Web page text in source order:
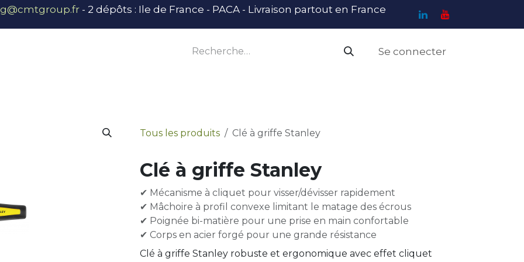
- 2 dépôts : Ile de France - PACA - Livraison partout en France
Se connecter
Tous les produits Clé à griffe Stanley
Clé à griffe Stanley
✔ Mécanisme à cliquet pour visser/dévisser rapidement
✔ Mâchoire à profil convexe limitant le matage des écrous
✔ Poignée bi-matière pour une prise en main confortable
✔ Corps en acier forgé pour une grande résistance
Clé à griffe Stanley robuste et ergonomique avec effet cliquet